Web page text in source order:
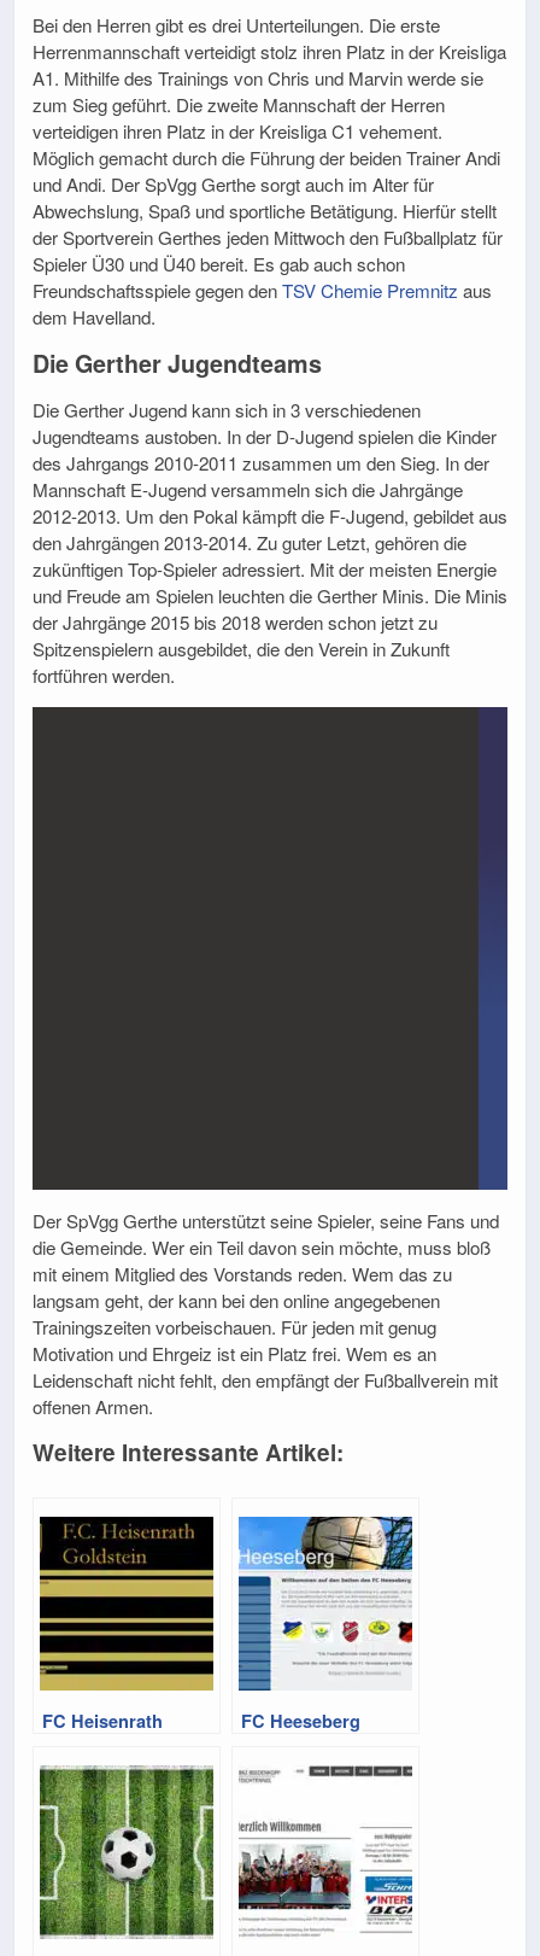
Bei den Herren gibt es drei Unterteilungen. Die erste
Herrenmannschaft verteidigt stolz ihren Platz in der Kreisliga
A1. Mithilfe des Trainings von Chris und Marvin werde sie
zum Sieg geführt. Die zweite Mannschaft der Herren
verteidigen ihren Platz in der Kreisliga C1 vehement.
Möglich gemacht durch die Führung der beiden Trainer Andi
und Andi. Der SpVgg Gerthe sorgt auch im Alter für
Abwechslung, Spaß und sportliche Betätigung. Hierfür stellt
der Sportverein Gerthes jeden Mittwoch den Fußballplatz für
Spieler Ü30 und Ü40 bereit. Es gab auch schon
Freundschaftsspiele gegen denTSV Chemie Premnitz aus
dem Havelland.
Die Gerther Jugendteams
Die Gerther Jugend kann sich in 3 verschiedenen
Jugendteams austoben. In der D-Jugend spielen die Kinder
des Jahrgangs 2010-2011 zusammen um den Sieg. In der
Mannschaft E-Jugend versammeln sich die Jahrgänge
2012-2013. Um den Pokal kämpft die F-Jugend, gebildet aus
den Jahrgängen 2013-2014. Zu guter Letzt, gehören die
zukünftigen Top-Spieler adressiert. Mit der meisten Energie
und Freude am Spielen leuchten die Gerther Minis. Die Minis
der Jahrgänge 2015 bis 2018 werden schon jetzt zu
Spitzenspielern ausgebildet, die den Verein in Zukunft
fortführen werden.
Der SpVgg Gerthe unterstützt seine Spieler, seine Fans und
die Gemeinde. Wer ein Teil davon sein möchte, muss bloß
mit einem Mitglied des Vorstands reden. Wem das zu
langsam geht, der kann bei den online angegebenen
Trainingszeiten vorbeischauen. Für jeden mit genug
Motivation und Ehrgeiz ist ein Platz frei. Wem es an
Leidenschaft nicht fehlt, den empfängt der Fußballverein mit
offenen Armen.
Weitere Interessante Artikel:
FC Heisenrath FC Heeseberg